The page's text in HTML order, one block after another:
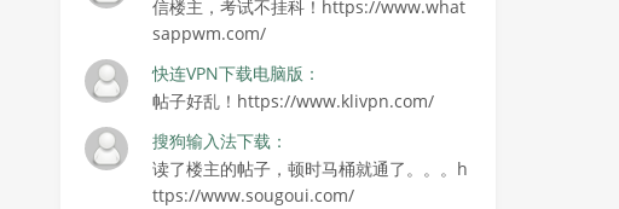
信楼主，考试不挂科！https://www.what
sappwm.com/
快连VPN下载电脑版：
帖子好乱！https://www.klivpn.com/
搜狗输入法下载：
读了楼主的帖子，顿时马桶就通了。。。h
ttps://www.sougoui.com/